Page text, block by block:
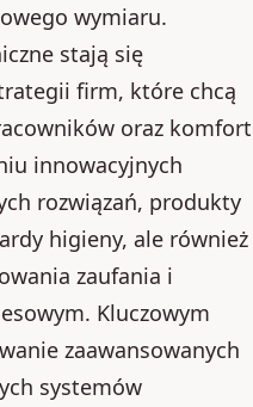
wymiaru.
stają się
firm, które chcą
oraz komfort
innowacyjnych
rozwiązań, produkty
higieny, ale również
zaufania i
Kluczowym
zaawansowanych
systemów